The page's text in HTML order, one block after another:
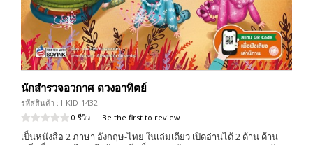
นักสำรวจอวกาศ ดวงอาทิตย์
รหัสสินค้า : I-KID-1432
0 รีวิว | Be the first to review
เป็นหนังสือ 2 ภาษา อังกฤษ-ไทย ในเล่มเดียว เปิดอ่านได้ 2 ด้าน ด้าน